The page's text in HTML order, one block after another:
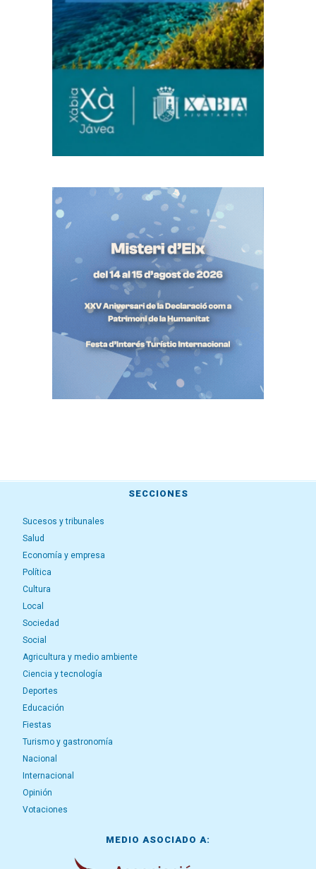
SECCIONES
Sucesos y tribunales
Salud
Economía y empresa
Política
Cultura
Local
Sociedad
Social
Agricultura y medio ambiente
Ciencia y tecnología
Deportes
Educación
Fiestas
Turismo y gastronomía
Nacional
Internacional
Opinión
Votaciones
MEDIO ASOCIADO A: